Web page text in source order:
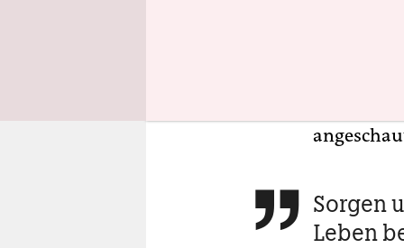
Zimmern
sich zur
 Sorgen
Leben